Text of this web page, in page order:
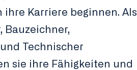
Karriere beginnen. Als
Bauzeichner,
Technischer
sie ihre Fähigkeiten und